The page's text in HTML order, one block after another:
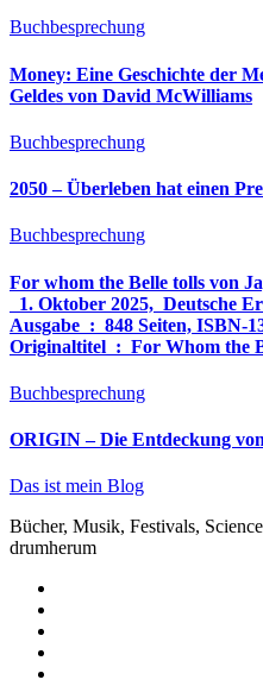
Buchbesprechung
Money: Eine Geschichte der
Geldes von David McWilliams
Buchbesprechung
2050 – Überleben hat einen
Buchbesprechung
For whom the Belle tolls von
1. Oktober 2025, ‎ Deutsche
Ausgabe ‏ : ‎ 848 Seiten, ISBN-13 ‏ : ‎ 978-3764533694,
Originaltitel ‏ : ‎ For
Buchbesprechung
ORIGIN – Die Entdeckung
Das ist mein Blog
Bücher, Musik, Festivals,
drumherum